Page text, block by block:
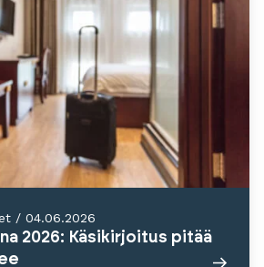
/ 04.06.2026
2026: Käsikirjoitus pitää